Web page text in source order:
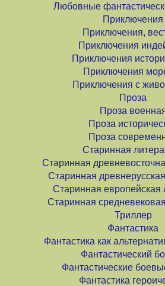
Любовные
Приключения
Приключения,
Приключения
Приключения
Приключения
Приключения с
Проза
Проза
Проза
Проза
Старинная
Старинная
Старинная
Старинная европейская
Старинная
Триллер
Фантастика
Фантастика как
Фантастический
Фантастические
Фантастика